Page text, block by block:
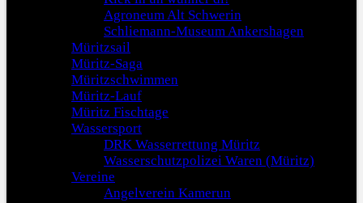
Agroneum Alt Schwerin
Schliemann-Museum Ankershagen
Müritzsail
Müritz-Saga
Müritzschwimmen
Müritz-Lauf
Müritz Fischtage
Wassersport
DRK Wasserrettung Müritz
Wasserschutzpolizei Waren (Müritz)
Vereine
Angelverein Kamerun